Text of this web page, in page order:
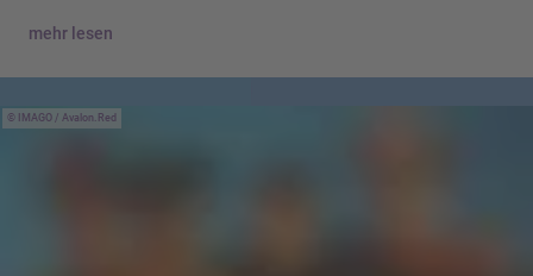
mehr lesen
IMAGO / Avalon.Red